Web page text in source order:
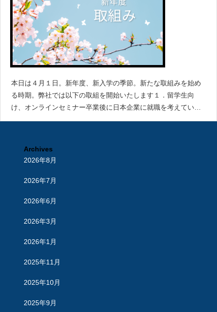
本日は４月１日。新年度、新入学の季節。新たな取組みを始め
る時期。弊社では以下の取組を開始いたします１．留学生向
け、オンラインセミナー卒業後に日本企業に就職を考えている
留学生向けに、日本企業の特徴や魅力、キャリア形成のあり方
Archives
2026年8月
2026年7月
2026年6月
2026年3月
2026年1月
2025年11月
2025年10月
2025年9月